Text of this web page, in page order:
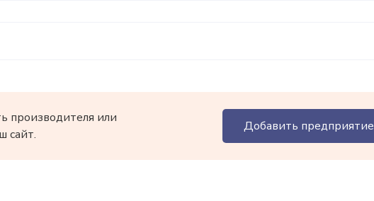
производителя или
сайт.
Добавить предприятие